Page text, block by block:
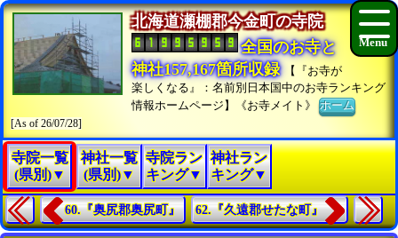
北海道瀬棚郡今金町の寺院
全国のお寺と
神社157,167箇所収録
【『お寺が
楽しくなる』：名前別日本国中のお寺ランキング
情報ホームページ】《お寺メイト》ホーム
[As of 26/07/28]
寺院一覧
(県別)▼
神社一覧
(県別)▼
寺院ラン
キング▼
神社ラン
キング▼
60.『奥尻郡奥尻町』 62.『久遠郡せたな町』